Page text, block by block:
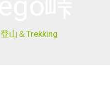
登山＆Trekking